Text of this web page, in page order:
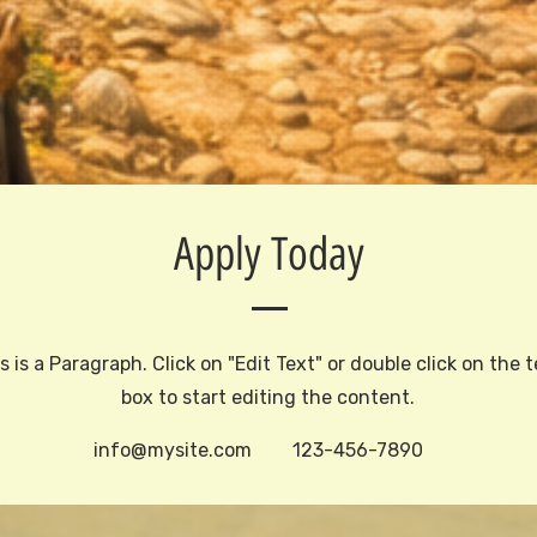
Apply Today
is a Paragraph. Click on "Edit Text" or double click on the
box to start editing the content.
info@mysite.com 123-456-7890